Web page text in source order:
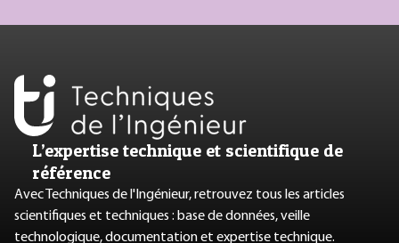
L’expertise technique et scientifique de
référence
Avec Techniques de l'Ingénieur, retrouvez tous les articles
scientifiques et techniques : base de données, veille
technologique, documentation et expertise technique.